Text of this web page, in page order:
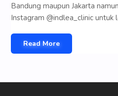
Bandung maupun Jakarta
Instagram @indlea_clinic
Read More